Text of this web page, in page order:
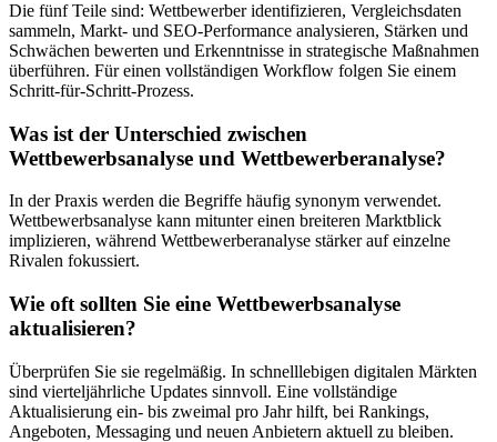
Die fünf Teile sind: Wettbewerber identifizieren, Vergleichsdaten
sammeln, Markt- und SEO-Performance analysieren, Stärken und
Schwächen bewerten und Erkenntnisse in strategische Maßnahmen
überführen. Für einen vollständigen Workflow folgen Sie einem
Schritt-für-Schritt-Prozess.
Was ist der Unterschied zwischen
Wettbewerbsanalyse und Wettbewerberanalyse?
In der Praxis werden die Begriffe häufig synonym verwendet.
Wettbewerbsanalyse kann mitunter einen breiteren Marktblick
implizieren, während Wettbewerberanalyse stärker auf einzelne
Rivalen fokussiert.
Wie oft sollten Sie eine Wettbewerbsanalyse
aktualisieren?
Überprüfen Sie sie regelmäßig. In schnelllebigen digitalen Märkten
sind vierteljährliche Updates sinnvoll. Eine vollständige
Aktualisierung ein- bis zweimal pro Jahr hilft, bei Rankings,
Angeboten, Messaging und neuen Anbietern aktuell zu bleiben.